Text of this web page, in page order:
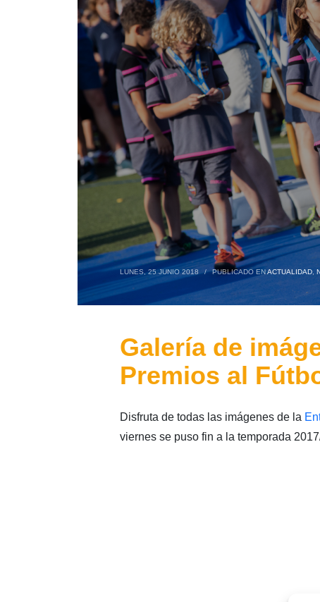
LUNES, 25 JUNIO 2018 / PUBLICADO ENACTUALIDAD,
Galería de
Premios al
Disfruta de todas las imágenes de la
viernes se puso fin a la temporada